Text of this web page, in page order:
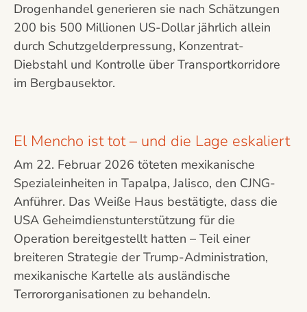
Drogenhandel generieren sie nach Schätzungen
200 bis 500 Millionen US-Dollar jährlich allein
durch Schutzgelderpressung, Konzentrat-
Diebstahl und Kontrolle über Transportkorridore
im Bergbausektor.
El Mencho ist tot – und die Lage eskaliert
Am 22. Februar 2026 töteten mexikanische
Spezialeinheiten in Tapalpa, Jalisco, den CJNG-
Anführer. Das Weiße Haus bestätigte, dass die
USA Geheimdienstunterstützung für die
Operation bereitgestellt hatten – Teil einer
breiteren Strategie der Trump-Administration,
mexikanische Kartelle als ausländische
Terrororganisationen zu behandeln.